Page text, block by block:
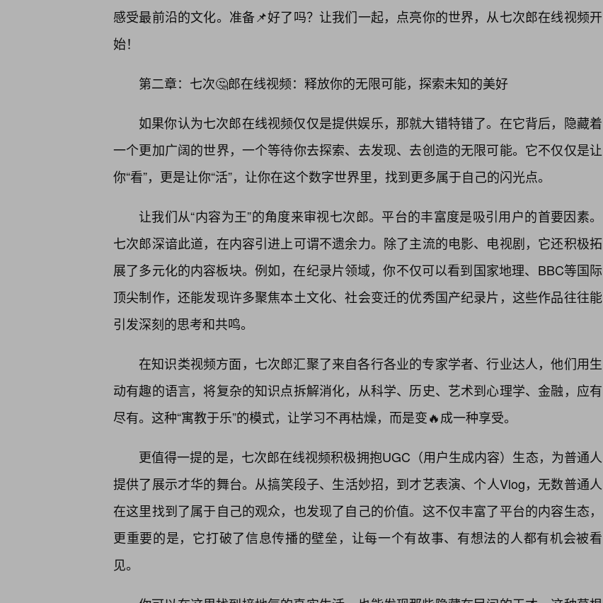
感受最前沿的文化。准备📌好了吗？让我们一起，点亮你的世界，从七次郎在线视频开
始！
第二章：七次🤔郎在线视频：释放你的无限可能，探索未知的美好
如果你认为七次郎在线视频仅仅是提供娱乐，那就大错特错了。在它背后，隐藏着
一个更加广阔的世界，一个等待你去探索、去发现、去创造的无限可能。它不仅仅是让
你“看”，更是让你“活”，让你在这个数字世界里，找到更多属于自己的闪光点。
让我们从“内容为王”的角度来审视七次郎。平台的丰富度是吸引用户的首要因素。
七次郎深谙此道，在内容引进上可谓不遗余力。除了主流的电影、电视剧，它还积极拓
展了多元化的内容板块。例如，在纪录片领域，你不仅可以看到国家地理、BBC等国际
顶尖制作，还能发现许多聚焦本土文化、社会变迁的优秀国产纪录片，这些作品往往能
引发深刻的思考和共鸣。
在知识类视频方面，七次郎汇聚了来自各行各业的专家学者、行业达人，他们用生
动有趣的语言，将复杂的知识点拆解消化，从科学、历史、艺术到心理学、金融，应有
尽有。这种“寓教于乐”的模式，让学习不再枯燥，而是变🔥成一种享受。
更值得一提的是，七次郎在线视频积极拥抱UGC（用户生成内容）生态，为普通人
提供了展示才华的舞台。从搞笑段子、生活妙招，到才艺表演、个人Vlog，无数普通人
在这里找到了属于自己的观众，也发现了自己的价值。这不仅丰富了平台的内容生态，
更重要的是，它打破了信息传播的壁垒，让每一个有故事、有想法的人都有机会被看
见。